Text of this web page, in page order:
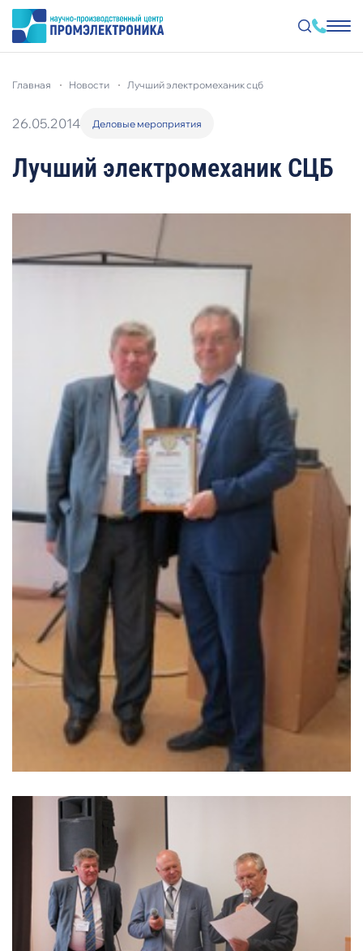
основному
главная новости лучший электромеханик сцб
26.05.2014 Деловые мероприятия
Лучший электромеханик СЦБ